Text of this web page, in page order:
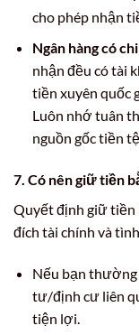
cho phép nhận
Ngân hàng có
nhận đều có tài
tiền xuyên quốc
Luôn nhớ tuân
nguồn gốc tiền
7. Có nên giữ tiền
Quyết định giữ tiền
đích tài chính và
Nếu bạn thường
tư/định cư liên
tiện lợi.